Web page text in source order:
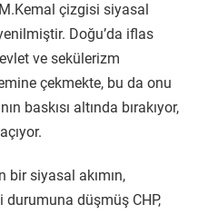
çizgisi siyasal
Doğu’da iflas
ve sekülerizm
çekmekte, bu da onu
baskısı altında bırakıyor,
siyasal akımın,
durumuna düşmüş CHP,